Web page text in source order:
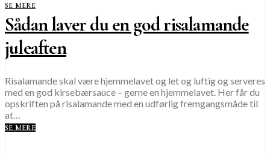
SE MERE
Sådan laver du en god risalamande
juleaften
Risalamande skal være hjemmelavet og let og luftig og serveres
med en god kirsebærsauce – gerne en hjemmelavet. Her får du
opskriften på risalamande med en udførlig fremgangsmåde til
at…
SE MERE